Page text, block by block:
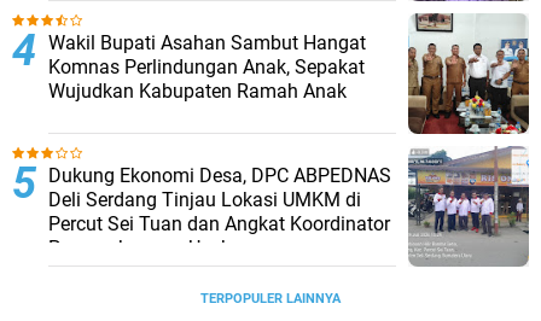
Wakil Bupati Asahan Sambut Hangat
Komnas Perlindungan Anak, Sepakat
Wujudkan Kabupaten Ramah Anak
Dukung Ekonomi Desa, DPC ABPEDNAS
Deli Serdang Tinjau Lokasi UMKM di
Percut Sei Tuan dan Angkat Koordinator
Pengembangan Usaha
TERPOPULER LAINNYA